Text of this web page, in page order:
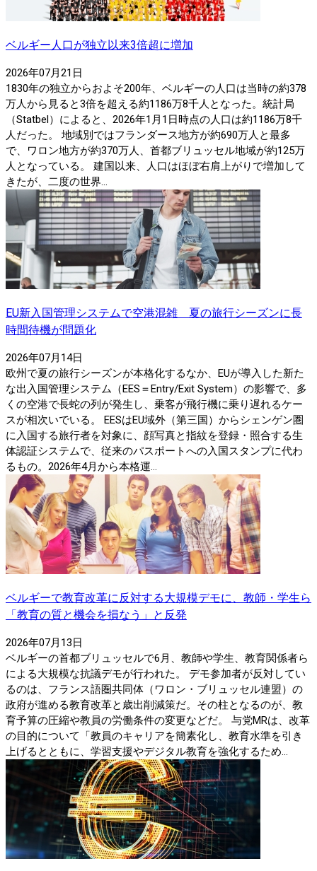
ベルギー人口が独立以来3倍超に増加
2026年07月21日
1830年の独立からおよそ200年、ベルギーの人口は当時の約378
万人から見ると3倍を超える約1186万8千人となった。統計局
（Statbel）によると、2026年1月1日時点の人口は約1186万8千
人だった。 地域別ではフランダース地方が約690万人と最多
で、ワロン地方が約370万人、首都ブリュッセル地域が約125万
人となっている。 建国以来、人口はほぼ右肩上がりで増加して
きたが、二度の世界...
EU新入国管理システムで空港混雑 夏の旅行シーズンに長
時間待機が問題化
2026年07月14日
欧州で夏の旅行シーズンが本格化するなか、EUが導入した新た
な出入国管理システム（EES＝Entry/Exit System）の影響で、多
くの空港で長蛇の列が発生し、乗客が飛行機に乗り遅れるケー
スが相次いでいる。 EESはEU域外（第三国）からシェンゲン圏
に入国する旅行者を対象に、顔写真と指紋を登録・照合する生
体認証システムで、従来のパスポートへの入国スタンプに代わ
るもの。2026年4月から本格運...
ベルギーで教育改革に反対する大規模デモに、教師・学生ら
「教育の質と機会を損なう」と反発
2026年07月13日
ベルギーの首都ブリュッセルで6月、教師や学生、教育関係者ら
による大規模な抗議デモが行われた。 デモ参加者が反対してい
るのは、フランス語圏共同体（ワロン・ブリュッセル連盟）の
政府が進める教育改革と歳出削減策だ。その柱となるのが、教
育予算の圧縮や教員の労働条件の変更などだ。 与党MRは、改革
の目的について「教員のキャリアを簡素化し、教育水準を引き
上げるとともに、学習支援やデジタル教育を強化するため...